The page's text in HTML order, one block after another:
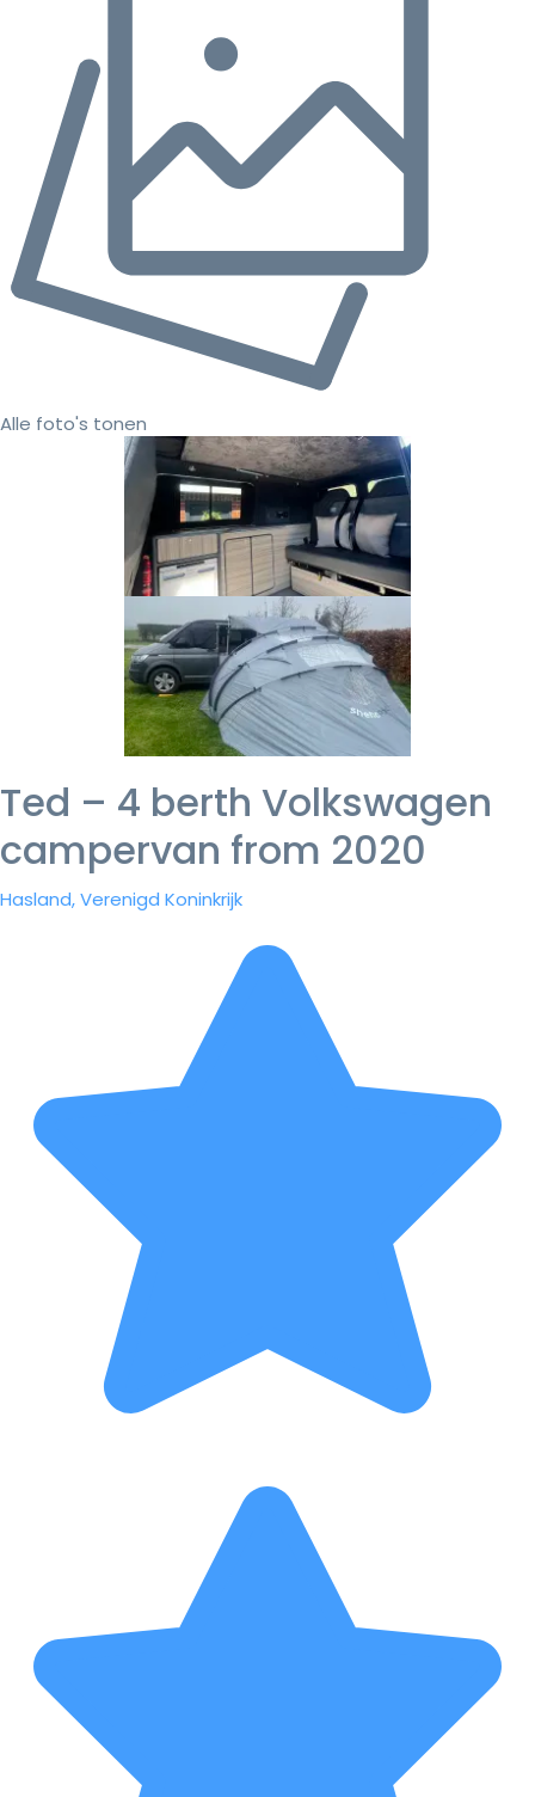
Alle foto's tonen
Ted – 4 berth Volkswagen
campervan from 2020
Hasland, Verenigd Koninkrijk